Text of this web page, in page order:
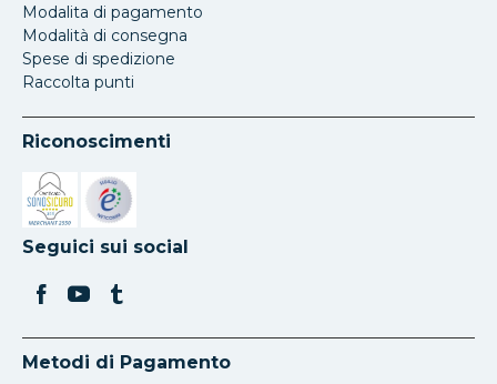
Modalita di pagamento
Modalità di consegna
Spese di spedizione
Raccolta punti
Riconoscimenti
Si apre in una nuova scheda
Si apre in una nuova scheda
Seguici sui social
Metodi di Pagamento